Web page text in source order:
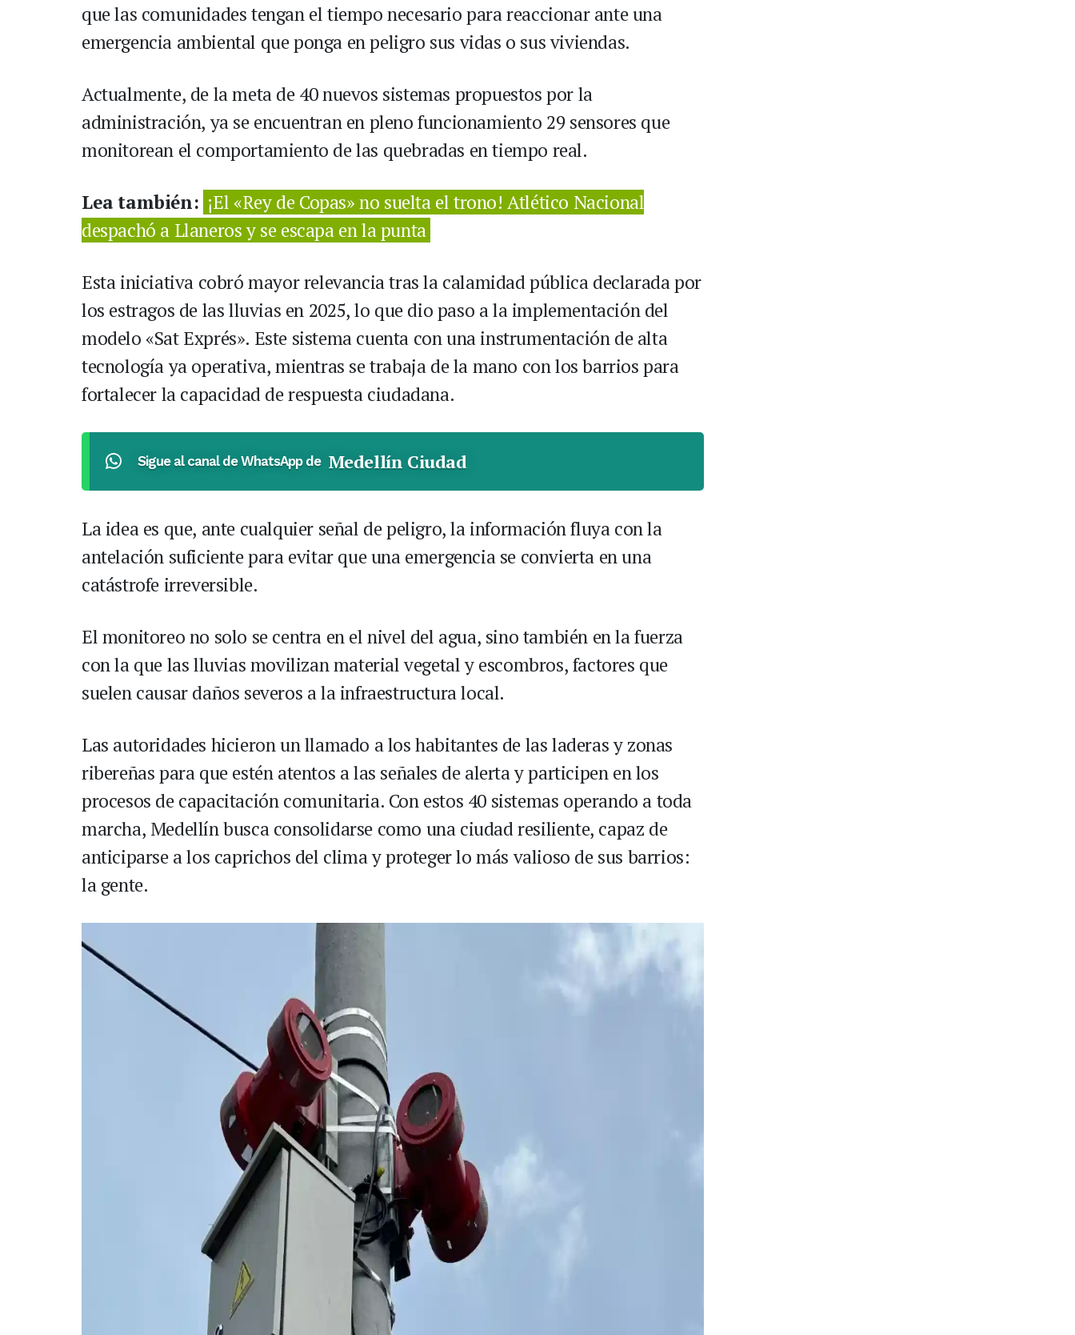
que las comunidades tengan el tiempo necesario para reaccionar ante una
emergencia ambiental que ponga en peligro sus vidas o sus viviendas.
Actualmente, de la meta de 40 nuevos sistemas propuestos por la
administración, ya se encuentran en pleno funcionamiento 29 sensores que
monitorean el comportamiento de las quebradas en tiempo real.
Lea también: ¡El «Rey de Copas» no suelta el trono! Atlético Nacional
despachó a Llaneros y se escapa en la punta
Esta iniciativa cobró mayor relevancia tras la calamidad pública declarada por
los estragos de las lluvias en 2025, lo que dio paso a la implementación del
modelo «Sat Exprés». Este sistema cuenta con una instrumentación de alta
tecnología ya operativa, mientras se trabaja de la mano con los barrios para
fortalecer la capacidad de respuesta ciudadana.
Sigue al canal de WhatsApp de Medellín Ciudad
La idea es que, ante cualquier señal de peligro, la información fluya con la
antelación suficiente para evitar que una emergencia se convierta en una
catástrofe irreversible.
El monitoreo no solo se centra en el nivel del agua, sino también en la fuerza
con la que las lluvias movilizan material vegetal y escombros, factores que
suelen causar daños severos a la infraestructura local.
Las autoridades hicieron un llamado a los habitantes de las laderas y zonas
ribereñas para que estén atentos a las señales de alerta y participen en los
procesos de capacitación comunitaria. Con estos 40 sistemas operando a toda
marcha, Medellín busca consolidarse como una ciudad resiliente, capaz de
anticiparse a los caprichos del clima y proteger lo más valioso de sus barrios:
la gente.